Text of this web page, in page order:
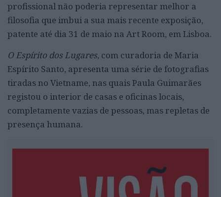
profissional não poderia representar melhor a
filosofia que imbui a sua mais recente exposição,
patente até dia 31 de maio na Art Room, em Lisboa.
O Espírito dos Lugares, com curadoria de Maria
Espírito Santo, apresenta uma série de fotografias
tiradas no Vietname, nas quais Paula Guimarães
registou o interior de casas e oficinas locais,
completamente vazias de pessoas, mas repletas de
presença humana.